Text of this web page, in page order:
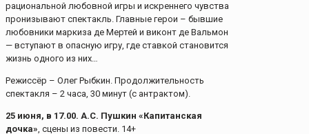
рациональной любовной игры и искреннего чувства
пронизывают спектакль. Главные герои – бывшие
любовники маркиза де Мертей и виконт де Вальмон
— вступают в опасную игру, где ставкой становится
жизнь одного из них…
Режиссёр – Олег Рыбкин. Продолжительность
спектакля – 2 часа, 30 минут (с антрактом).
25 июня, в 17.00. А.С. Пушкин «Капитанская
дочка», сцены из повести. 14+